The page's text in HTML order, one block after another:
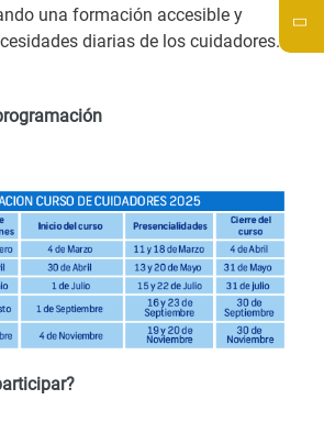
una formación accesible y
diarias de los cuidadores.